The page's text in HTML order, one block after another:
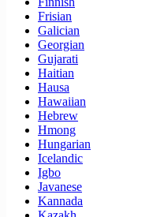
Frisian
Galician
Georgian
Gujarati
Haitian
Hausa
Hawaiian
Hebrew
Hmong
Hungarian
Icelandic
Igbo
Javanese
Kannada